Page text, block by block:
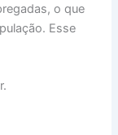
o que
Esse